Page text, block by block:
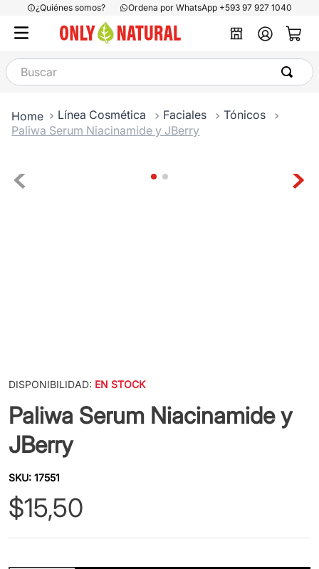
¿Quiénes somos? Ordena por WhatsApp +593 97 927 1040
Buscar
Línea Cosmética Faciales
Tónicos
Paliwa Serum Niacinamide y JBerry
DISPONIBILIDAD: EN STOCK
Paliwa Serum Niacinamide y
JBerry
SKU:17551
$15,50